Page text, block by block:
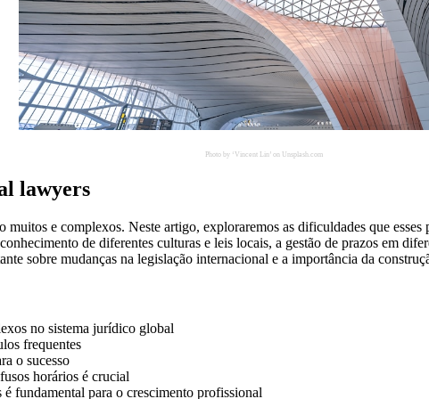
Photo by ‘Vincent Lin’ on Unsplash.com
lawyers
muitos e complexos. Neste artigo, exploraremos as dificuldades que
de diferentes culturas e leis locais, a gestão de prazos em
sobre mudanças na legislação internacional e a importância da
no sistema jurídico global
frequentes
o sucesso
horários é crucial
fundamental para o crescimento profissional